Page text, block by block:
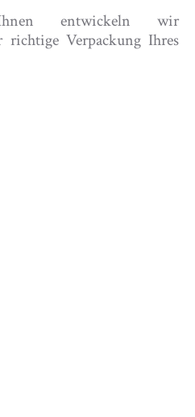
entwickeln wir
richtige Verpackung Ihres